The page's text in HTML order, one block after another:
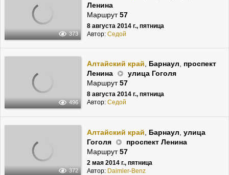
373
Ленина
Маршрут57
8 августа 2014 г., пятница
Автор: Cедой
496
Алтайский край, Барнаул, проспект
Ленина
улица Гоголя
Маршрут57
8 августа 2014 г., пятница
Автор: Cедой
372
Алтайский край Барнаул улица
Гоголя
проспект Ленина
Маршрут57
2 мая 2014 г., пятница
Автор: Daimler-Benz